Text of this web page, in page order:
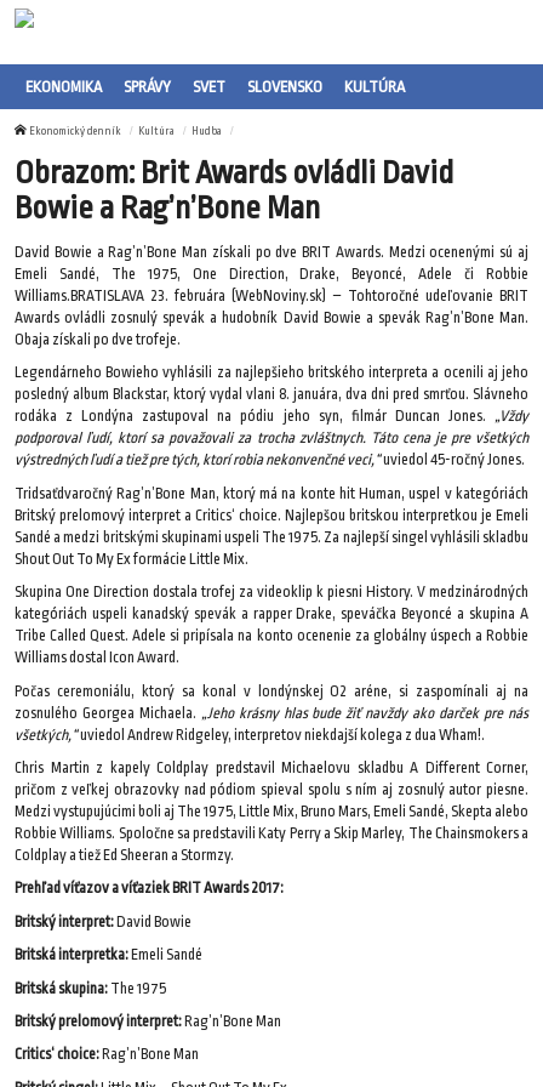
EKONOMIKA SPRÁVY SVET SLOVENSKO KULTÚRA
Ekonomický denník Kultúra Hudba
Obrazom: Brit Awards ovládli David
Bowie a Rag’n’Bone Man
David Bowie a Rag’n’Bone Man získali po dve BRIT Awards. Medzi ocenenými sú aj
Emeli Sandé, The 1975, One Direction, Drake, Beyoncé, Adele či Robbie
Williams.BRATISLAVA 23. februára (WebNoviny.sk) – Tohtoročné udeľovanie BRIT
Awards ovládli zosnulý spevák a hudobník David Bowie a spevák Rag’n’Bone Man.
Obaja získali po dve trofeje.
Legendárneho Bowieho vyhlásili za najlepšieho britského interpreta a ocenili aj jeho
posledný album Blackstar, ktorý vydal vlani 8. januára, dva dni pred smrťou. Slávneho
rodáka z Londýna zastupoval na pódiu jeho syn, filmár Duncan Jones. „Vždy
podporoval ľudí, ktorí sa považovali za trocha zvláštnych. Táto cena je pre všetkých
výstredných ľudí a tiež pre tých, ktorí robia nekonvenčné veci,“uviedol 45-ročný Jones.
Tridsaťdvaročný Rag’n’Bone Man, ktorý má na konte hit Human, uspel v kategóriách
Britský prelomový interpret a Critics‘ choice. Najlepšou britskou interpretkou je Emeli
Sandé a medzi britskými skupinami uspeli The 1975. Za najlepší singel vyhlásili skladbu
Shout Out To My Ex formácie Little Mix.
Skupina One Direction dostala trofej za videoklip k piesni History. V medzinárodných
kategóriách uspeli kanadský spevák a rapper Drake, speváčka Beyoncé a skupina A
Tribe Called Quest. Adele si pripísala na konto ocenenie za globálny úspech a Robbie
Williams dostal Icon Award.
Počas ceremoniálu, ktorý sa konal v londýnskej O2 aréne, si zaspomínali aj na
zosnulého Georgea Michaela. „Jeho krásny hlas bude žiť navždy ako darček pre nás
všetkých,“uviedol Andrew Ridgeley, interpretov niekdajší kolega z dua Wham!.
Chris Martin z kapely Coldplay predstavil Michaelovu skladbu A Different Corner,
pričom z veľkej obrazovky nad pódiom spieval spolu s ním aj zosnulý autor piesne.
Medzi vystupujúcimi boli aj The 1975, Little Mix, Bruno Mars, Emeli Sandé, Skepta alebo
Robbie Williams. Spoločne sa predstavili Katy Perry a Skip Marley, The Chainsmokers a
Coldplay a tiež Ed Sheeran a Stormzy.
Prehľad víťazov a víťaziek BRIT Awards 2017:
Britský interpret:David Bowie
Britská interpretka: Emeli Sandé
Britská skupina: The 1975
Britský prelomový interpret: Rag’n’Bone Man
Critics‘ choice: Rag’n’Bone Man